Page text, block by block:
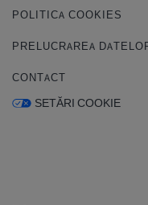
POLITICA COOKIES
PRELUCRAREA
CONTACT
SETĂRI COOKIE